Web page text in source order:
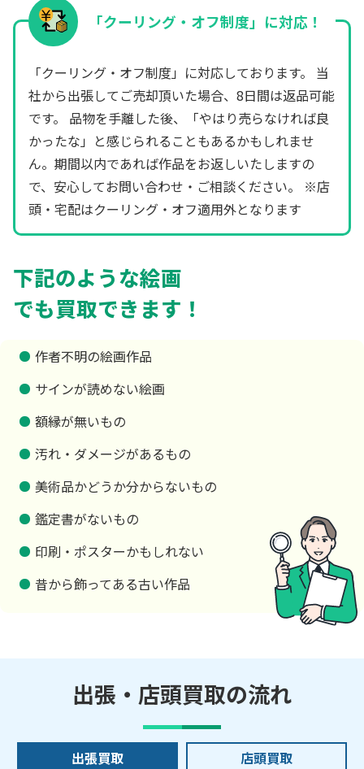
「クーリング・オフ制度」に対応！
「クーリング・オフ制度」に対応しております。 当
社から出張してご売却頂いた場合、8日間は返品可能
です。 品物を手離した後、「やはり売らなければ良
かったな」と感じられることもあるかもしれませ
ん。期間以内であれば作品をお返しいたしますの
で、安心してお問い合わせ・ご相談ください。 ※店
頭・宅配はクーリング・オフ適用外となります
下記のような絵画
でも買取できます！
作者不明の絵画作品
サインが読めない絵画
額縁が無いもの
汚れ・ダメージがあるもの
美術品かどうか分からないもの
鑑定書がないもの
印刷・ポスターかもしれない
昔から飾ってある古い作品
出張・店頭買取の流れ
出張買取 店頭買取